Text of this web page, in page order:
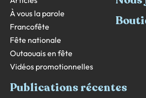
À vous la parole
Francofête
Fête nationale
Outaouais en fête
Vidéos promotionnelles
Publications récentes